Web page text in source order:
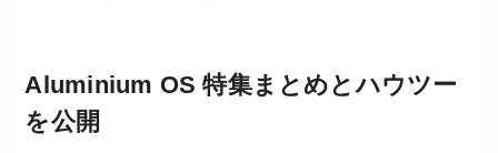
Aluminium OS 特集まとめとハウツー
を公開